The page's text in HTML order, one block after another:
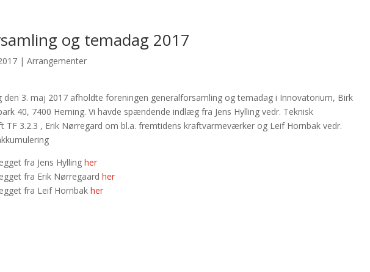
og temadag 2017
|Arrangementer
den 3. maj 2017 afholdte foreningen generalforsamling og temadag i Innovatorium, Birk
40, 7400 Herning. Vi havde spændende indlæg fra Jens Hylling vedr. Teknisk
TF 3.2.3 , Erik Nørregard om bl.a. fremtidens kraftvarmeværker og Leif Hornbak vedr.
fra Jens Hylling her
fra Erik Nørregaard her
fra Leif Hornbak her